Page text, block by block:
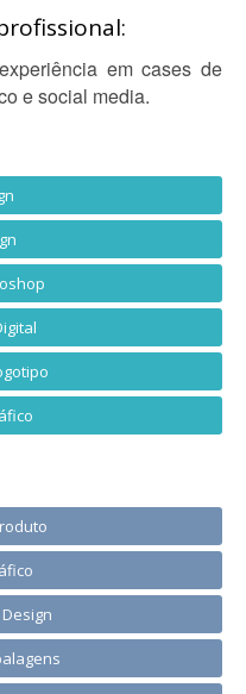
em cases de
e social media.